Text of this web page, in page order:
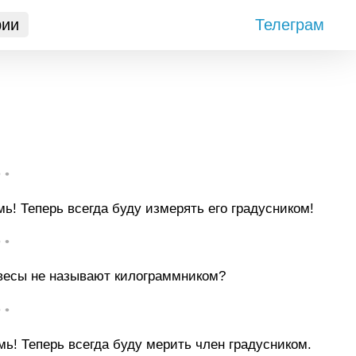
Телеграм
•
Теперь всегда буду измерять его градусником!
•
не называют килограммником?
•
Теперь всегда буду мерить член градусником.